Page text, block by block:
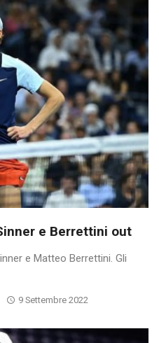
e Berrettini out
e Matteo Berrettini. Gli
9 Settembre 2022